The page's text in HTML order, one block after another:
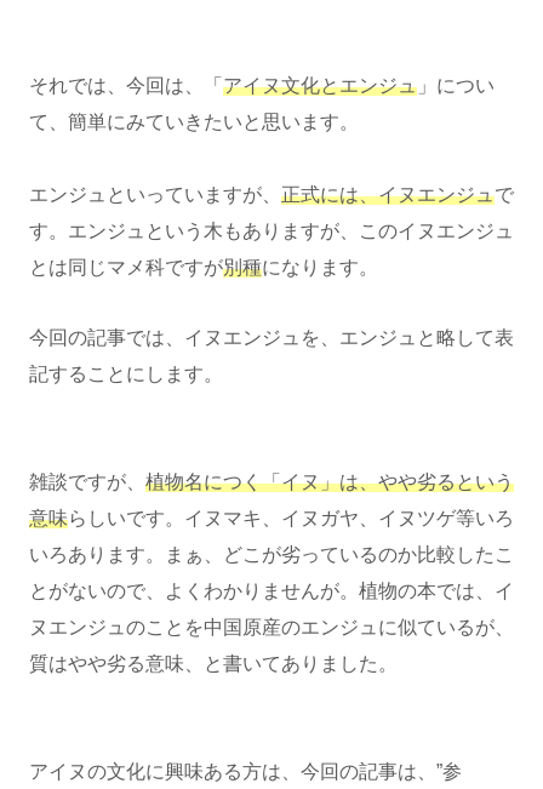
それでは、今回は、「 アイヌ文化とエンジュ 」につい
て、簡単にみていきたいと思います。
エンジュといっていますが、 正式には、イヌエンジュで
す。エンジュという木もありますが、このイヌエンジュ
とは同じマメ科ですが別種になります。
今回の記事では、イヌエンジュを、エンジュと略して表
記することにします。
雑談ですが、 植物名につく「イヌ」は、やや劣るという
意味らしいです。イヌマキ、イヌガヤ、イヌツゲ等いろ
いろあります。まぁ、どこが劣っているのか比較したこ
とがないので、よくわかりませんが。植物の本では、イ
ヌエンジュのことを中国原産のエンジュに似ているが、
質はやや劣る意味、と書いてありました。
アイヌの文化に興味ある方は、今回の記事は、”参